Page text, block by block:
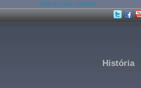
Skip to main content
História